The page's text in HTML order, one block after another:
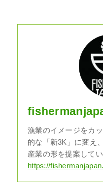
漁業のイメージをカ
的な「新3K」に変え
産業の形を提案してい
https://